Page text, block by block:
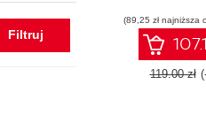
and
(89,25 zł najniższa
119.00 zł